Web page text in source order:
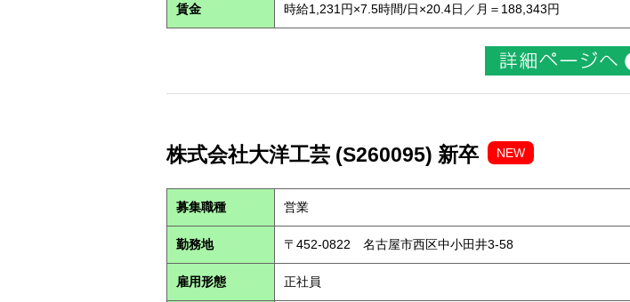
賃金 時給1,231円×7.5時間/日×20.4日／月＝188,343円
株式会社大洋工芸 (S260095) 新卒 NEW
募集職種 営業
勤務地 〒452-0822 名古屋市西区中小田井3-58
雇用形態 正社員